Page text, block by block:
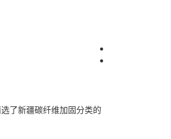
了新疆碳纤维加固分类的